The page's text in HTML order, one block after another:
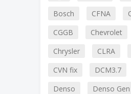
Bosch
CFNA
CGGB
Chevrolet
Chrysler
CLRA
CVN fix
DCM3.7
Denso
Denso